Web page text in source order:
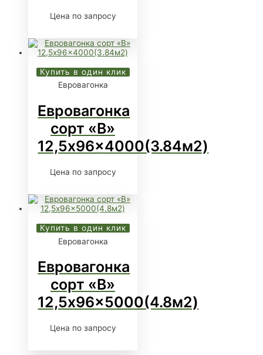
Цена по запросу
Купить в один клик
Евровагонка
Евровагонка
сорт «В»
12,5x96x4000(3.84м2)
Цена по запросу
Купить в один клик
Евровагонка
Евровагонка
сорт «В»
12,5x96x5000(4.8м2)
Цена по запросу